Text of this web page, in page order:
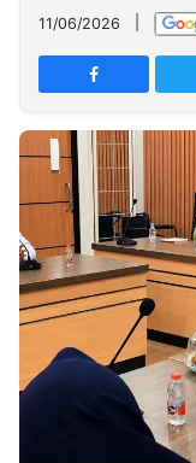
Network
PT
TREETAN
INDONESIA
Partner
Insight
NTB
Suara
Time
Lens
IDN
Daily
Jogja
Jalan
Rakyat
Idealita
News
Kita
Notice
Dinamikapost.com
Radar
Baru
Seedbacklink
Follow
Kabarbaru
11/06/2026